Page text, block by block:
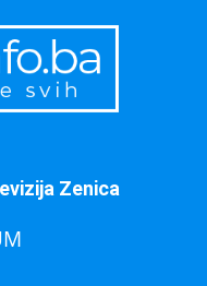
Zenica